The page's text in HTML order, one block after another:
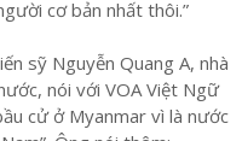
cơ bản nhất thôi.”
sỹ Nguyễn Quang A, nhà
nói với VOA Việt Ngữ
cử ở Myanmar vì là nước